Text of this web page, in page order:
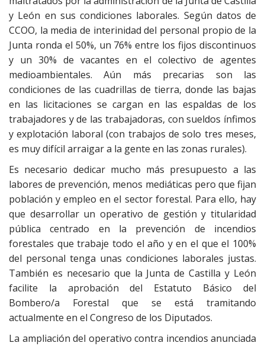
y León en sus condiciones laborales. Según datos de
CCOO, la media de interinidad del personal propio de la
Junta ronda el 50%, un 76% entre los fijos discontinuos
y un 30% de vacantes en el colectivo de agentes
medioambientales. Aún más precarias son las
condiciones de las cuadrillas de tierra, donde las bajas
en las licitaciones se cargan en las espaldas de los
trabajadores y de las trabajadoras, con sueldos ínfimos
y explotación laboral (con trabajos de solo tres meses,
es muy difícil arraigar a la gente en las zonas rurales).
Es necesario dedicar mucho más presupuesto a las
labores de prevención, menos mediáticas pero que fijan
población y empleo en el sector forestal. Para ello, hay
que desarrollar un operativo de gestión y titularidad
pública centrado en la prevención de incendios
forestales que trabaje todo el año y en el que el 100%
del personal tenga unas condiciones laborales justas.
También es necesario que la Junta de Castilla y León
facilite la aprobación del Estatuto Básico del
Bombero/a Forestal que se está tramitando
actualmente en el Congreso de los Diputados.
La ampliación del operativo contra incendios anunciada